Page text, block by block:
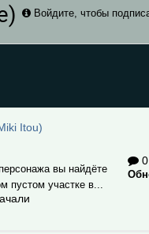
Войдите, чтобы
Itou)
вы найдёте
пустом участке в...